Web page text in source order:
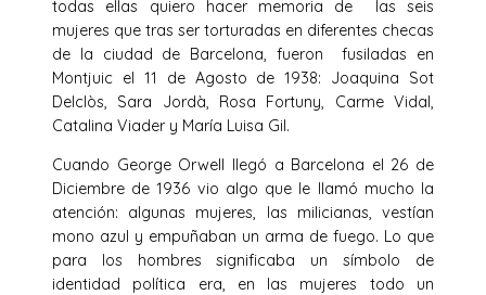
todas ellas quiero hacer memoria de las seis
mujeres que tras ser torturadas en diferentes checas
de la ciudad de Barcelona, fueron fusiladas en
Montjuic el 11 de Agosto de 1938: Joaquina Sot
Delclòs, Sara Jordà, Rosa Fortuny, Carme Vidal,
Catalina Viader y María Luisa Gil.
Cuando George Orwell llegó a Barcelona el 26 de
Diciembre de 1936 vio algo que le llamó mucho la
atención: algunas mujeres, las milicianas, vestían
mono azul y empuñaban un arma de fuego. Lo que
para los hombres significaba un símbolo de
identidad política era, en las mujeres todo un